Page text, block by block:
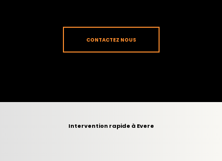
CONTACTEZ NOUS
Intervention rapide à Evere